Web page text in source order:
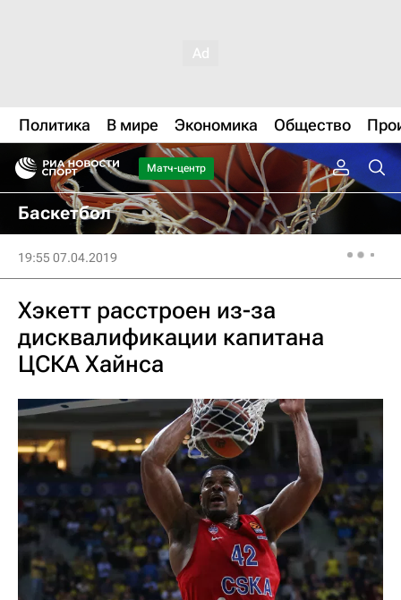
Политика В мире Экономика Общество
Матч-центр
Баскетбол
19:55 07.04.2019
Хэкетт расстроен из-за
дисквалификации капитана
ЦСКА Хайнса